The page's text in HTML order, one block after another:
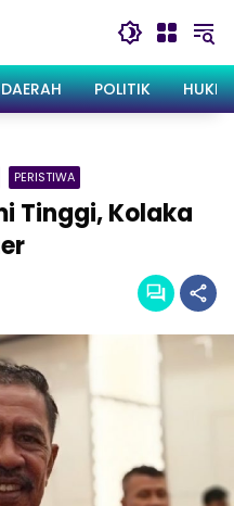
DAERAH POLITIK
PERISTIWA
Tinggi, Kolaka